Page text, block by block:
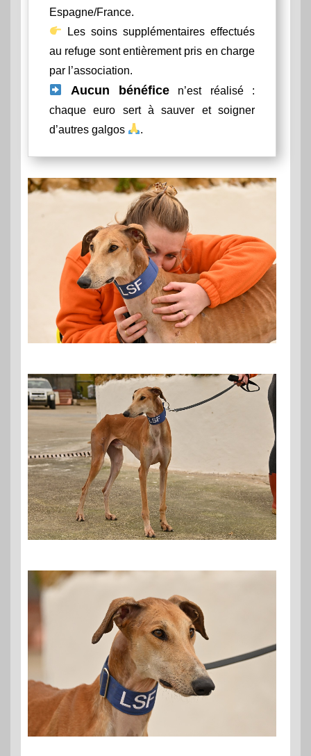
Espagne/France.
Les soins supplémentaires effectués
au refuge sont entièrement pris en charge
par l’association.
Aucun bénéficen’est réalisé :
chaque euro sert à sauver et soigner
d’autres galgos
.